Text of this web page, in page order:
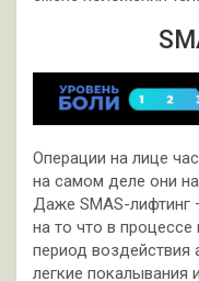
Операции на лице
на самом деле они
Даже SMAS-лифтинг
на то что в
период воздействия
легкие покалывания